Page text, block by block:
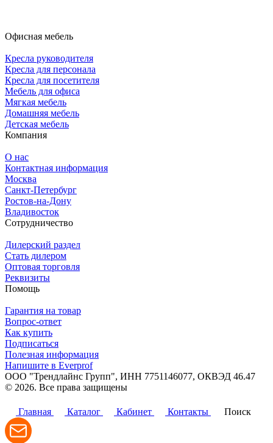
Офисная мебель
Кресла руководителя
Кресла для персонала
Кресла для посетителя
Мебель для офиса
Мягкая мебель
Домашняя мебель
Детская мебель
Компания
О нас
Контактная информация
Москва
Санкт-Петербург
Ростов-на-Дону
Владивосток
Сотрудничество
Дилерский раздел
Стать дилером
Оптовая торговля
Реквизиты
Помощь
Гарантия на товар
Вопрос-ответ
Как купить
Подписаться
Полезная информация
Напишите в Everprof
ООО "Трендлайнс Групп", ИНН 7751146077, ОКВЭД 46.47
© 2026. Все права защищены
Главная
Каталог Кабинет Контакты Поиск